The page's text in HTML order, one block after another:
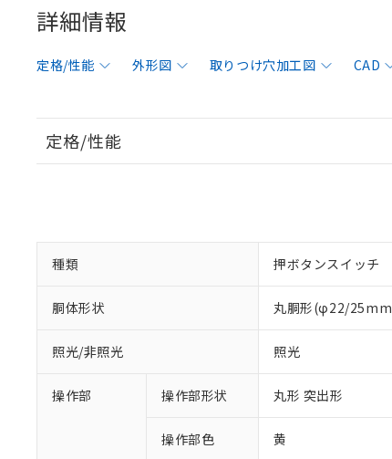
詳細情報
定格/性能 外形図 取りつけ穴加工図 CAD
定格/性能
種類 押ボタンスイッチ
胴体形状 丸胴形(φ22/
照光/非照光 照光
操作部 操作部形状 丸形 突出形
操作部色 黄